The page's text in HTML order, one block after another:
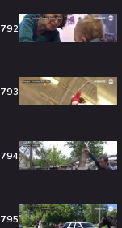
792
793
794
795